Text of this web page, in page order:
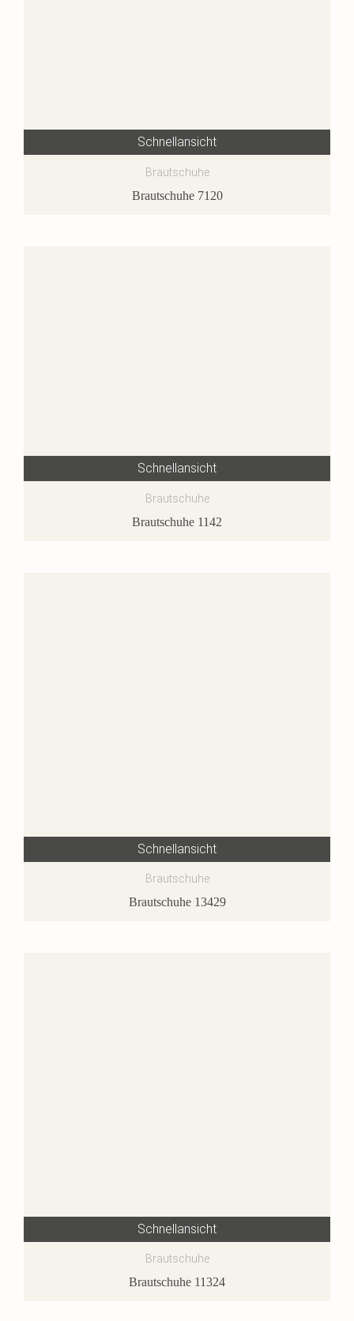
Schnellansicht
Brautschuhe
Brautschuhe 7120
Schnellansicht
Brautschuhe
Brautschuhe 1142
Schnellansicht
Brautschuhe
Brautschuhe 13429
Schnellansicht
Brautschuhe
Brautschuhe 11324